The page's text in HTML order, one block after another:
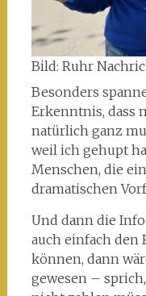
Bild: Ruhr
Besonders
Erkenntnis, dass
natürlich ganz
weil ich gehupt
Menschen, die
dramatischen
Und dann die
auch einfach den
können, dann
gewesen –